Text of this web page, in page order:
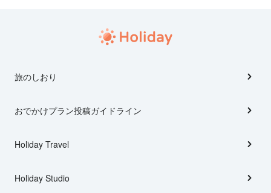
旅のしおり
おでかけプラン投稿ガイドライン
Holiday Travel
Holiday Studio